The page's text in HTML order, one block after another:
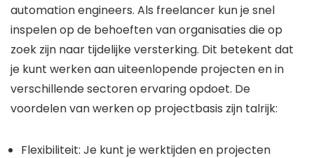
automation engineers. Als freelancer kun je snel
inspelen op de behoeften van organisaties die op
zoek zijn naar tijdelijke versterking. Dit betekent dat
je kunt werken aan uiteenlopende projecten en in
verschillende sectoren ervaring opdoet. De
voordelen van werken op projectbasis zijn talrijk:
Flexibiliteit: Je kunt je werktijden en projecten